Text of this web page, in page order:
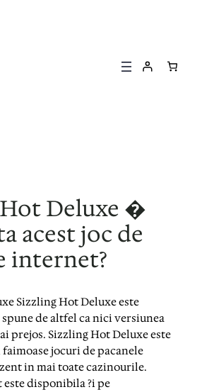
Deluxe �
acest joc de
internet?
Sizzling Hot Deluxe este
de altfel ca nici versiunea
prejos. Sizzling Hot Deluxe este
jocuri de pacanele
in mai toate cazinourile.
disponibila ?i pe